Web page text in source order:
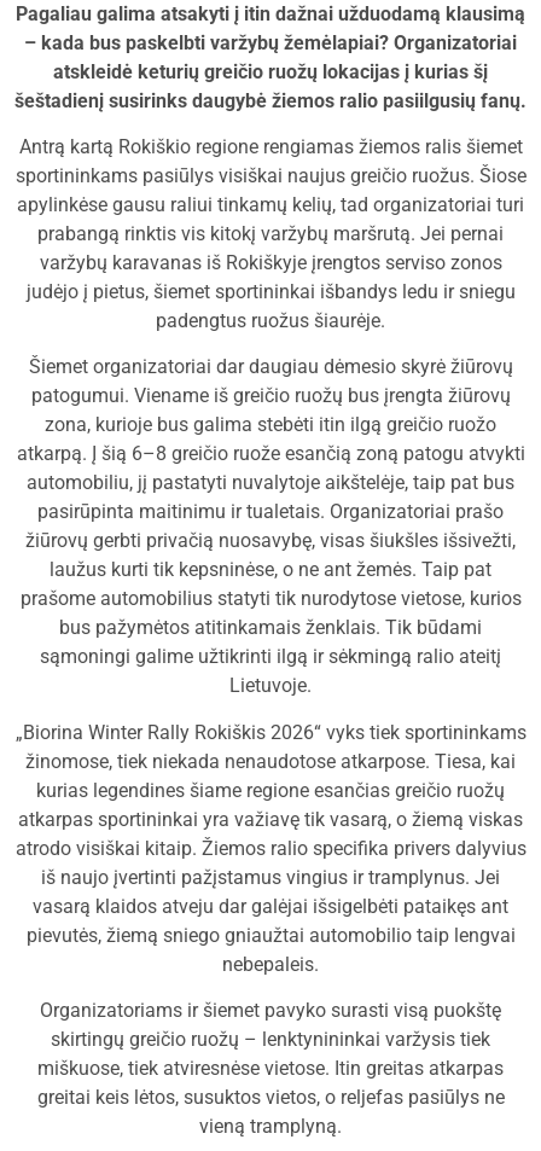
Pagaliau galima atsakyti į itin dažnai užduodamą klausimą
– kada bus paskelbti varžybų žemėlapiai? Organizatoriai
atskleidė keturių greičio ruožų lokacijas į kurias šį
šeštadienį susirinks daugybė žiemos ralio pasiilgusių fanų.
Antrą kartą Rokiškio regione rengiamas žiemos ralis šiemet
sportininkams pasiūlys visiškai naujus greičio ruožus. Šiose
apylinkėse gausu raliui tinkamų kelių, tad organizatoriai turi
prabangą rinktis vis kitokį varžybų maršrutą. Jei pernai
varžybų karavanas iš Rokiškyje įrengtos serviso zonos
judėjo į pietus, šiemet sportininkai išbandys ledu ir sniegu
padengtus ruožus šiaurėje.
Šiemet organizatoriai dar daugiau dėmesio skyrė žiūrovų
patogumui. Viename iš greičio ruožų bus įrengta žiūrovų
zona, kurioje bus galima stebėti itin ilgą greičio ruožo
atkarpą. Į šią 6–8 greičio ruože esančią zoną patogu atvykti
automobiliu, jį pastatyti nuvalytoje aikštelėje, taip pat bus
pasirūpinta maitinimu ir tualetais. Organizatoriai prašo
žiūrovų gerbti privačią nuosavybę, visas šiukšles išsivežti,
laužus kurti tik kepsninėse, o ne ant žemės. Taip pat
prašome automobilius statyti tik nurodytose vietose, kurios
bus pažymėtos atitinkamais ženklais. Tik būdami
sąmoningi galime užtikrinti ilgą ir sėkmingą ralio ateitį
Lietuvoje.
„Biorina Winter Rally Rokiškis 2026“ vyks tiek sportininkams
žinomose, tiek niekada nenaudotose atkarpose. Tiesa, kai
kurias legendines šiame regione esančias greičio ruožų
atkarpas sportininkai yra važiavę tik vasarą, o žiemą viskas
atrodo visiškai kitaip. Žiemos ralio specifika privers dalyvius
iš naujo įvertinti pažįstamus vingius ir tramplynus. Jei
vasarą klaidos atveju dar galėjai išsigelbėti pataikęs ant
pievutės, žiemą sniego gniaužtai automobilio taip lengvai
nebepaleis.
Organizatoriams ir šiemet pavyko surasti visą puokštę
skirtingų greičio ruožų – lenktynininkai varžysis tiek
miškuose, tiek atviresnėse vietose. Itin greitas atkarpas
greitai keis lėtos, susuktos vietos, o reljefas pasiūlys ne
vieną tramplyną.